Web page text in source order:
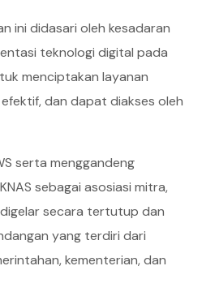
ini didasari oleh kesadaran
teknologi digital pada
menciptakan layanan
dan dapat diakses oleh
serta menggandeng
sebagai asosiasi mitra,
secara tertutup dan
yang terdiri dari
kementerian, dan